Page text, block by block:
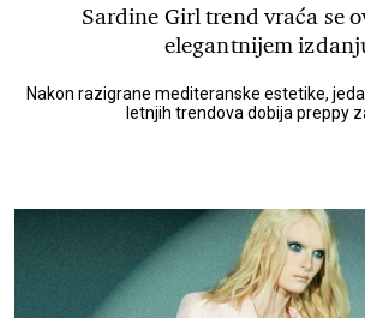
Sardine Girl trend vraća se
elegantnijem
Nakon razigrane mediteranske estetike,
letnjih trendova dobija preppy